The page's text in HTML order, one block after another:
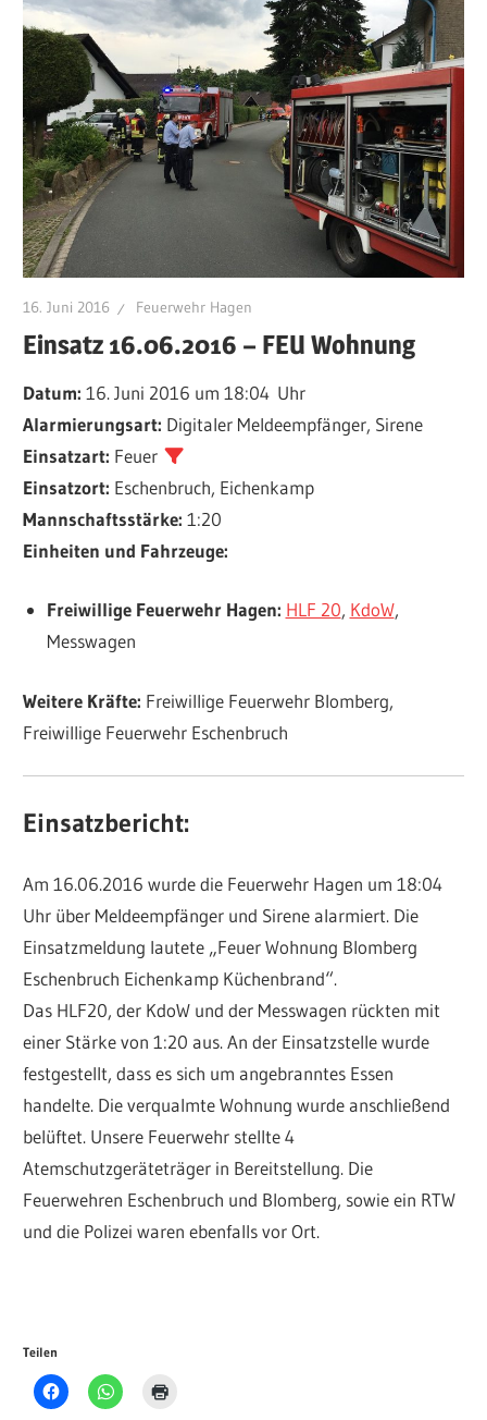
16. Juni 2016 Feuerwehr Hagen
Einsatz 16.06.2016 – FEU Wohnung
Datum: 16. Juni 2016 um 18:04 Uhr
Alarmierungsart: Digitaler Meldeempfänger, Sirene
Einsatzart: Feuer
Einsatzort: Eschenbruch, Eichenkamp
Mannschaftsstärke: 1:20
Einheiten und Fahrzeuge:
Freiwillige Feuerwehr Hagen: HLF 20, KdoW,
Messwagen
Weitere Kräfte: Freiwillige Feuerwehr Blomberg,
Freiwillige Feuerwehr Eschenbruch
Einsatzbericht:
Am 16.06.2016 wurde die Feuerwehr Hagen um 18:04
Uhr über Meldeempfänger und Sirene alarmiert. Die
Einsatzmeldung lautete „Feuer Wohnung Blomberg
Eschenbruch Eichenkamp Küchenbrand“.
Das HLF20, der KdoW und der Messwagen rückten mit
einer Stärke von 1:20 aus. An der Einsatzstelle wurde
festgestellt, dass es sich um angebranntes Essen
handelte. Die verqualmte Wohnung wurde anschließend
belüftet. Unsere Feuerwehr stellte 4
Atemschutzgeräteträger in Bereitstellung. Die
Feuerwehren Eschenbruch und Blomberg, sowie ein RTW
und die Polizei waren ebenfalls vor Ort.
Teilen